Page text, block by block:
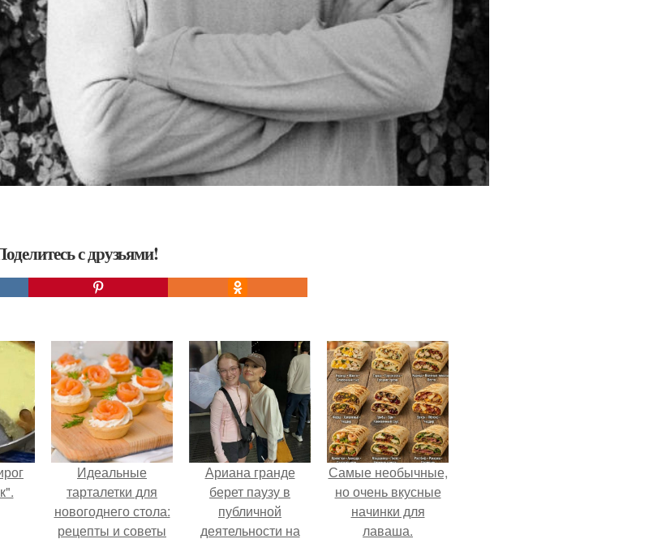
с друзьями!
Идеальные
тарталетки для
новогоднего стола:
рецепты и советы
Ариана гранде
берет паузу в
публичной
деятельности на
Самые необычные,
но очень вкусные
начинки для
лаваша.